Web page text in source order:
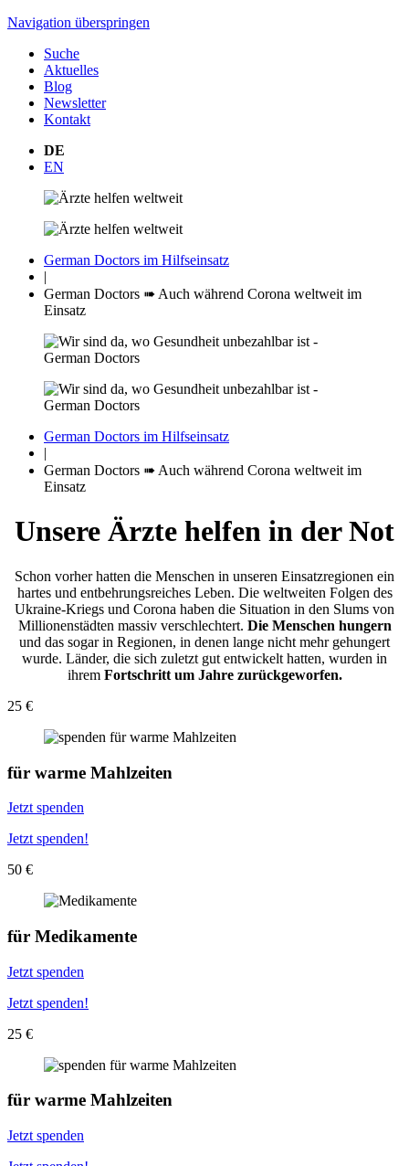
Navigation überspringen
Suche
Aktuelles
Blog
Newsletter
Kontakt
DE
EN
German Doctors im Hilfseinsatz
|
German Doctors ➠ Auch während Corona weltweit im
Einsatz
German Doctors im Hilfseinsatz
|
German Doctors ➠ Auch während Corona weltweit im
Einsatz
Unsere Ärzte helfen in der Not
Schon vorher hatten die Menschen in unseren Einsatz­regionen ein
hartes und entbehrungs­reiches Leben. Die weltweiten Folgen des
Ukraine-Kriegs und Corona haben die Situation in den Slums von
Millionen­städten massiv verschlechtert. Die Menschen hungern
und das sogar in Regionen, in denen lange nicht mehr gehungert
wurde. Länder, die sich zuletzt gut entwickelt hatten, wurden in
ihrem Fort­schritt um Jahre zurück­geworfen.
25 €
für warme Mahlzeiten
Jetzt spenden
Jetzt spenden!
50 €
für Medikamente
Jetzt spenden
Jetzt spenden!
25 €
für warme Mahlzeiten
Jetzt spenden